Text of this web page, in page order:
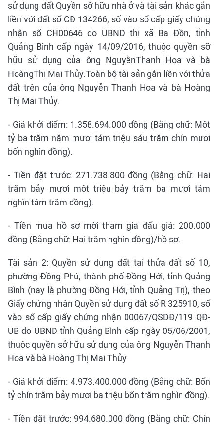
sử dụng đất Quyền sỡ hữu nhà ở và tài sản khác gắn
liền với đất số CĐ 134266, số vào sổ cấp giấy chứng
nhận số CH00646 do UBND thị xã Ba Đồn, tỉnh
Quảng Bình cấp ngày 14/09/2016, thuộc quyền sỡ
hữu sử dụng của ông NguyễnThanh Hoa và bà
HoàngThị Mai Thủy.Toàn bộ tài sản gắn liền với thửa
đất trên của ông Nguyễn Thanh Hoa và bà Hoàng
Thị Mai Thủy.
- Giá khởi điểm: 1.358.694.000 đồng (Bằng chữ: Một
tỷ ba trăm năm mươi tám triệu sáu trăm chín mươi
bốn nghìn đồng).
- Tiền đặt trước: 271.738.800 đồng (Bằng chữ: Hai
trăm bảy mươi một triệu bảy trăm ba mươi tám
nghìn tám trăm đồng).
- Tiền mua hồ sơ mời tham gia đấu giá: 200.000
đồng (Bằng chữ: Hai trăm nghìn đồng)/hồ sơ.
Tài sản 2: Quyền sử dụng đất tại thửa đất số 10,
phường Đồng Phú, thành phố Đồng Hới, tỉnh Quảng
Bình (nay là phường Đồng Hới, tỉnh Quảng Trị), theo
Giấy chứng nhận Quyền sử dụng đất số R 325910, số
vào sổ cấp giấy chứng nhận 00067/QSDĐ/119 QĐ-
UB do UBND tỉnh Quảng Bình cấp ngày 05/06/2001,
thuộc quyền sở hữu sử dụng của ông Nguyễn Thanh
Hoa và bà Hoàng Thị Mai Thủy.
- Giá khởi điểm: 4.973.400.000 đồng (Bằng chữ: Bốn
tỷ chín trăm bảy mươi ba triệu bốn trăm nghìn đồng).
- Tiền đặt trước: 994.680.000 đồng (Bằng chữ: Chín